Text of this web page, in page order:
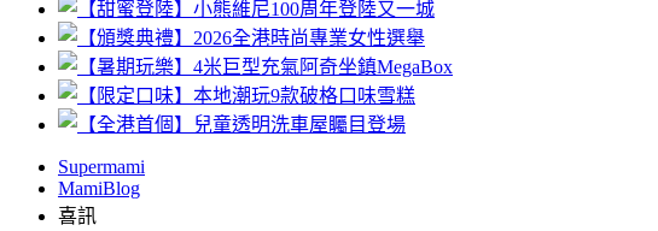
Supermami
MamiBlog
喜訊